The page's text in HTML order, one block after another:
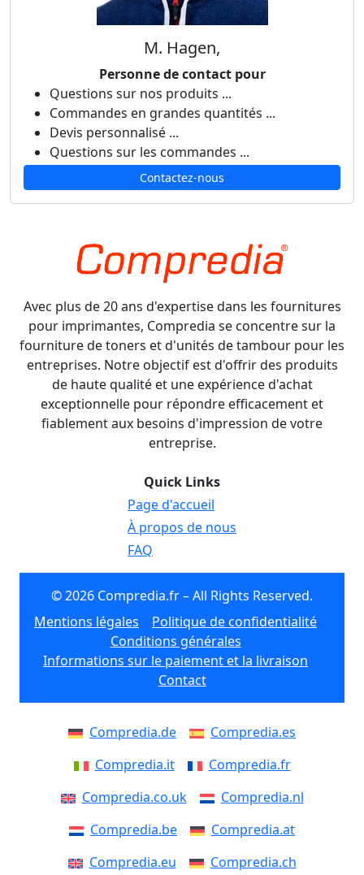
M. Hagen,
Personne de contact pour
Questions sur nos produits ...
Commandes en grandes quantités ...
Devis personnalisé ...
Questions sur les commandes ...
Contactez-nous
Avec plus de 20 ans d'expertise dans les fournitures
pour imprimantes, Compredia se concentre sur la
fourniture de toners et d'unités de tambour pour les
entreprises. Notre objectif est d'offrir des produits
de haute qualité et une expérience d'achat
exceptionnelle pour répondre efficacement et
fiablement aux besoins d'impression de votre
entreprise.
Quick Links
Page d'accueil
À propos de nous
FAQ
© 2026 Compredia.fr – All Rights Reserved.
Mentions légales
Politique de confidentialité
Conditions générales
Informations sur le paiement et la livraison
Contact
Compredia.de
Compredia.es
Compredia.it
Compredia.fr
Compredia.co.uk
Compredia.nl
Compredia.be
Compredia.at
Compredia.eu
Compredia.ch